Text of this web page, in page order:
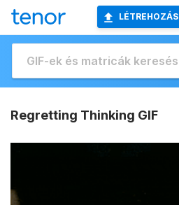
LÉTREHOZÁS
Regretting Thinking GIF